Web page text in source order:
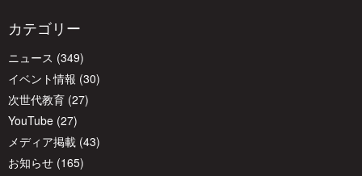
ー
シ
ョ
カテゴリー
ニュース (349)
イベント情報 (30)
次世代教育 (27)
YouTube (27)
メディア掲載 (43)
お知らせ (165)